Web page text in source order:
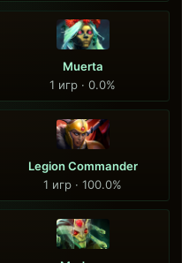
Muerta
1 игр · 0.0%
Legion Commander
1 игр · 100.0%